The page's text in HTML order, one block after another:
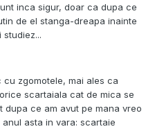
inca sigur, doar ca dupa ce
de el stanga-dreapa inainte
cu zgomotele, mai ales ca
scartaiala cat de mica se
dupa ce am avut pe mana vreo
asta in vara: scartaie